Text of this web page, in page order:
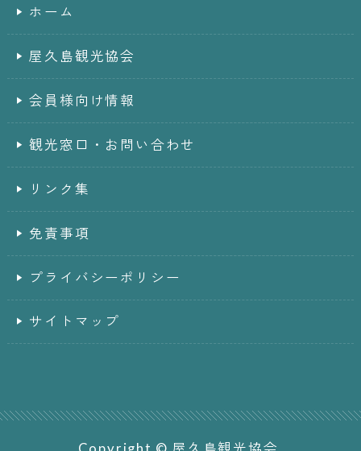
ホーム
屋久島観光協会
会員様向け情報
観光窓口・お問い合わせ
リンク集
免責事項
プライバシーポリシー
サイトマップ